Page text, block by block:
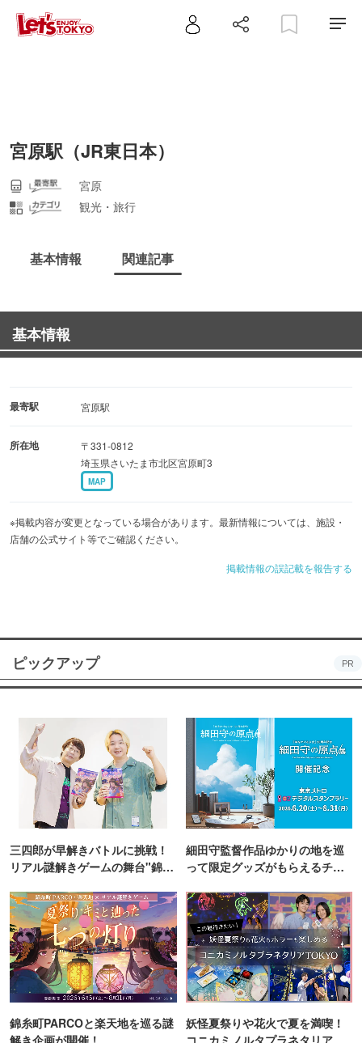
宮原駅（JR東日本）
宮原
観光・旅行
基本情報 関連記事
基本情報
最寄駅 宮原駅
所在地
〒331-0812
埼玉県さいたま市北区宮原町3
MAP
※掲載内容が変更となっている場合があります。最新情報については、施設・
店舗の公式サイト等でご確認ください。
掲載情報の誤記載を報告する
ピックアップ PR
三四郎が早解きバトルに挑戦！
リアル謎解きゲームの舞台"錦糸
細田守監督作品ゆかりの地を巡
って限定グッズがもらえるチャ
錦糸町PARCOと楽天地を巡る謎
妖怪夏祭りや花火で夏を満喫！